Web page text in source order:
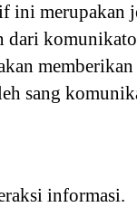
ini merupakan
dari
memberikan
sang
informasi.